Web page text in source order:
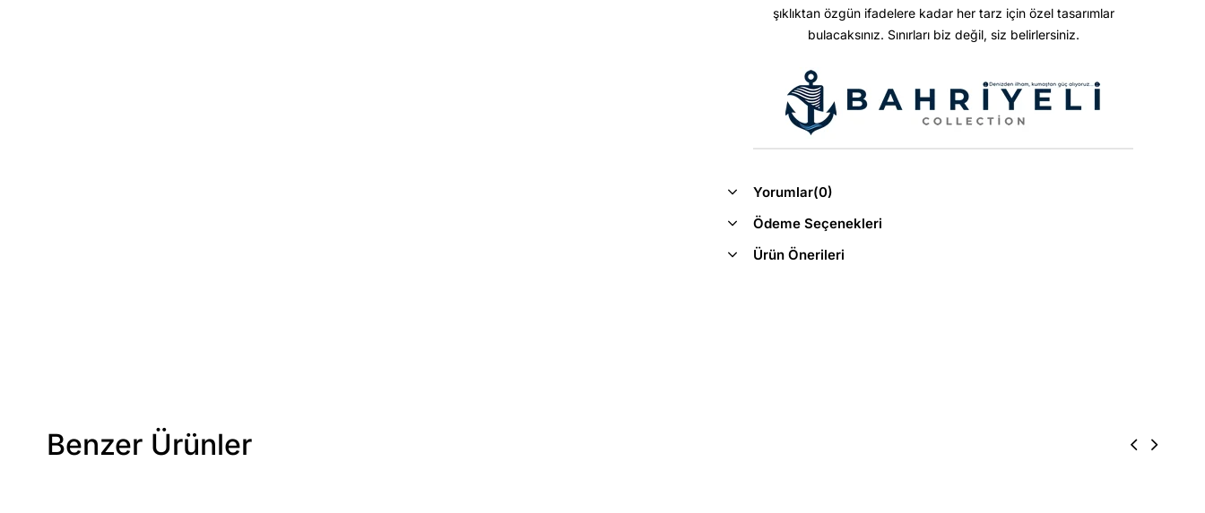
şıklıktan özgün ifadelere kadar her tarz için özel tasarımlar
bulacaksınız. Sınırları biz değil, siz belirlersiniz.
Yorumlar(0)
Ödeme Seçenekleri
Ürün Önerileri
Benzer Ürünler